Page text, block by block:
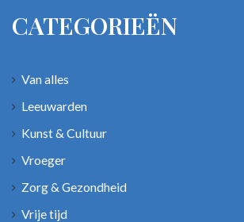
CATEGORIEËN
Van alles
Leeuwarden
Kunst & Cultuur
Vroeger
Zorg & Gezondheid
Vrije tijd